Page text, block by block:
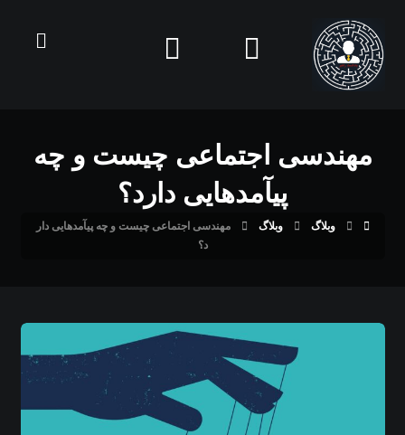
مهندسی اجتماعی چیست و چه
پیآمدهایی دارد؟
وبلاگ وبلاگ
مهندسی اجتماعی چیست و چه پیآمدهایی دار
د؟